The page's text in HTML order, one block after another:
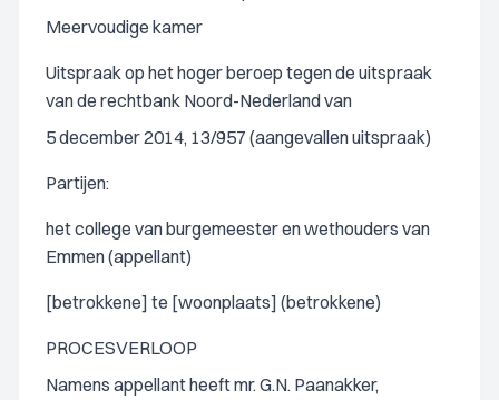
Meervoudige kamer
Uitspraak op het hoger beroep tegen de uitspraak
van de rechtbank Noord-Nederland van
5 december 2014, 13/957 (aangevallen uitspraak)
Partijen:
het college van burgemeester en wethouders van
Emmen (appellant)
[betrokkene] te [woonplaats] (betrokkene)
PROCESVERLOOP
Namens appellant heeft mr. G.N. Paanakker,